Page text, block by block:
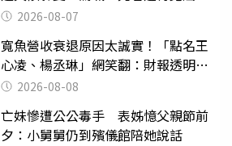
2026-08-07
寬魚營收衰退原因太誠實！「點名王
心凌、楊丞琳」網笑翻：財報透明度
滿分2026-08-08
亡妹慘遭公公毒手 表姊憶父親節前
夕：小舅舅仍到殯儀館陪她說話